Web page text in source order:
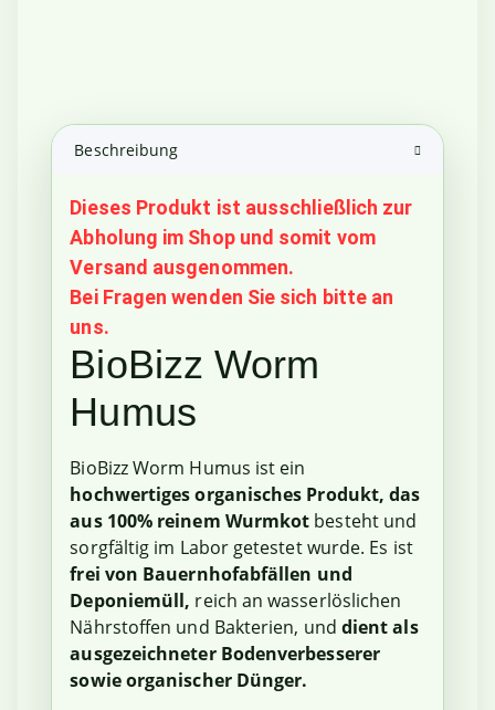
Beschreibung
Dieses Produkt ist ausschließlich zur
Abholung im Shop und somit vom
Versand ausgenommen.
Bei Fragen wenden Sie sich bitte an
uns.
BioBizz Worm
Humus
BioBizz Worm Humus ist ein
hochwertiges organisches Produkt, das
aus 100% reinem Wurmkot besteht und
sorgfältig im Labor getestet wurde. Es ist
frei von Bauernhofabfällen und
Deponiemüll, reich an wasserlöslichen
Nährstoffen und Bakterien, und dient als
ausgezeichneter Bodenverbesserer
sowie organischer Dünger.